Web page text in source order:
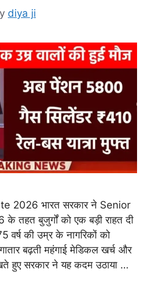
diya ji
2026 भारत सरकार ने Senior
बुजुर्गों को एक बड़ी राहत दी
वर्ष की उम्र के नागरिकों को
बढ़ती महंगाई मेडिकल खर्च और
हुए सरकार ने यह कदम उठाया …